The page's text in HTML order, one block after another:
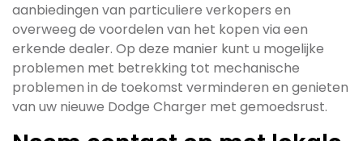
aanbiedingen van particuliere verkopers en
overweeg de voordelen van het kopen via een
erkende dealer. Op deze manier kunt u mogelijke
problemen met betrekking tot mechanische
problemen in de toekomst verminderen en genieten
van uw nieuwe Dodge Charger met gemoedsrust.